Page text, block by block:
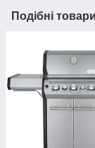
Подібні